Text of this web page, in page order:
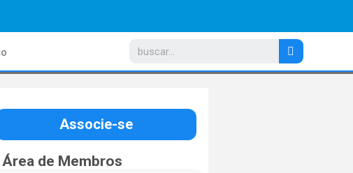
Associe-se
Área de Membros